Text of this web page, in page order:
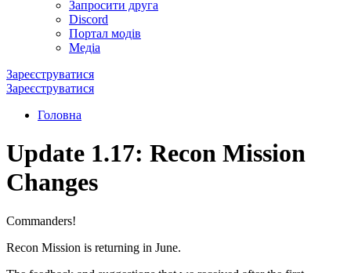
Запросити друга
Discord
Портал модів
Медіа
Зареєструватися
Зареєструватися
Головна
Update 1.17: Recon Mission
Changes
Commanders!
Recon Mission is returning in June.